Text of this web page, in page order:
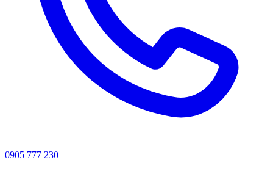
0905 777 230